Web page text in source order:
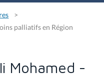
palliatifs en Région
Mohamed -